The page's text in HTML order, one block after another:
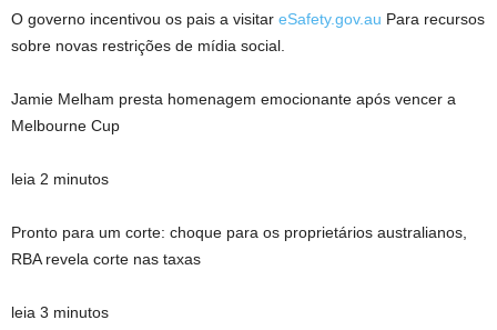
O governo incentivou os pais a visitar eSafety.gov.au Para recursos
sobre novas restrições de mídia social.
Jamie Melham presta homenagem emocionante após vencer a
Melbourne Cup
leia 2 minutos
Pronto para um corte: choque para os proprietários australianos,
RBA revela corte nas taxas
leia 3 minutos